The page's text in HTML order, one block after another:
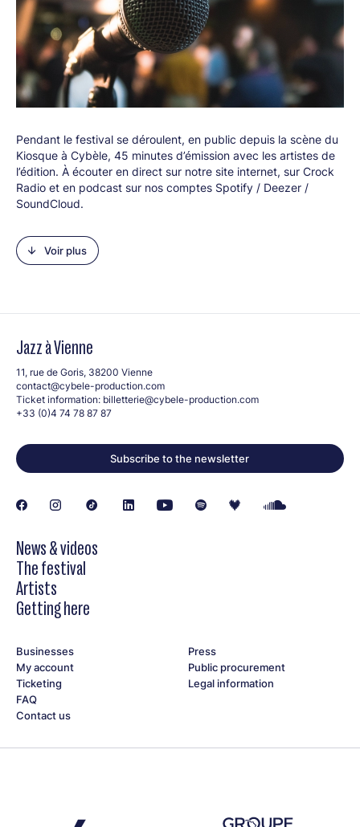
Pendant le festival se déroulent, en public depuis la scène du
Kiosque à Cybèle, 45 minutes d’émission avec les artistes de
l’édition. À écouter en direct sur notre site internet, sur Crock
Radio et en podcast sur nos comptes Spotify / Deezer /
SoundCloud.
Lebreux à l'antenne.
Voir plus
Jazz à Vienne
11, rue de Goris, 38200 Vienne
contact@cybele-production.com
Ticket information: billetterie@cybele-production.com
+33 (0)4 74 78 87 87
Subscribe to the newsletter
News & videos
The festival
Artists
Getting here
Businesses
My account
Ticketing
FAQ
Contact us
Press
Public procurement
Legal information